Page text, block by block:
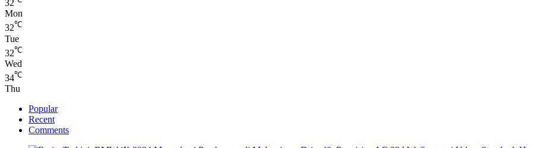
32
Mon
32℃
Tue
32℃
Wed
34℃
Thu
Popular
Recent
Comments